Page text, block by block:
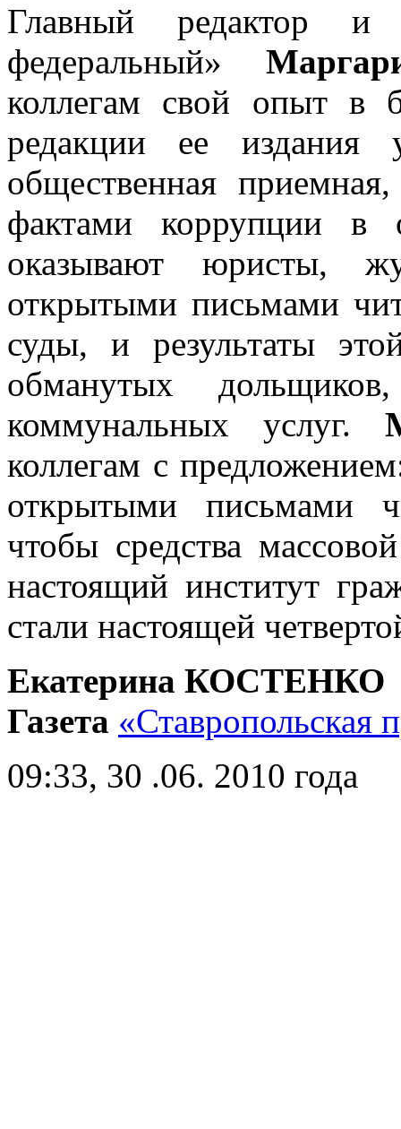
Главный редактор
федеральный»
коллегам свой опыт в
редакции ее издания
общественная
фактами коррупции в
оказывают юристы,
открытыми письмами
суды, и результаты
обманутых дольщиков,
коммунальных услуг.
коллегам с
открытыми письмами
чтобы средства
настоящий институт
стали настоящей
Екатерина КОСТЕНКО
Газета «Ставропольская
09:33, 30 .06. 2010 года